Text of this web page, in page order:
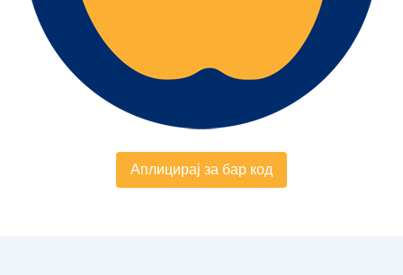
Аплицирај за бар код